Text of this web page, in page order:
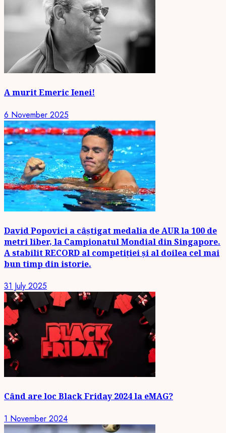
A murit Emeric Ienei!
6 November 2025
David Popovici a câștigat medalia de AUR la 100 de
metri liber, la Campionatul Mondial din Singapore.
A stabilit RECORD al competiției și al doilea cel mai
bun timp din istorie.
31 July 2025
Când are loc Black Friday 2024 la eMAG?
1 November 2024